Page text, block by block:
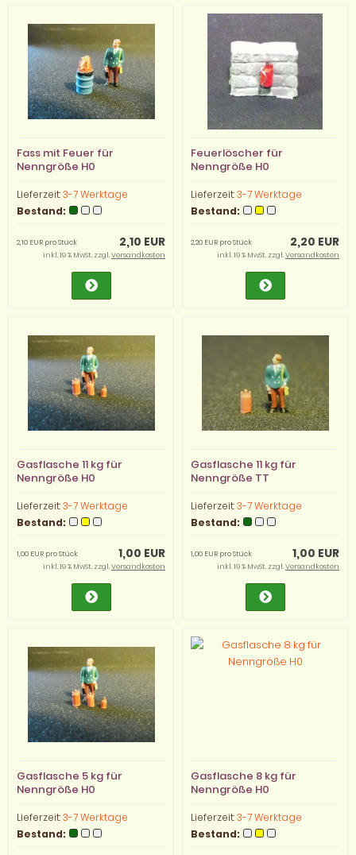
Fass mit Feuer für
Nenngröße H0
Lieferzeit:3-7 Werktage
Bestand:
2,10 EUR
2,10 EUR pro Stück
inkl. 19 % MwSt. zzgl.Versandkosten
Feuerlöscher für
Nenngröße H0
Lieferzeit:3-7 Werktage
Bestand:
2,20 EUR
2,20 EUR pro Stück
inkl. 19 % MwSt. zzgl.Versandkosten
Gasflasche 11 kg für
Nenngröße H0
Lieferzeit:3-7 Werktage
Bestand:
1,00 EUR
1,00 EUR pro Stück
inkl. 19 % MwSt. zzgl.Versandkosten
Gasflasche 11 kg für
Nenngröße TT
Lieferzeit:3-7 Werktage
Bestand:
1,00 EUR
1,00 EUR pro Stück
inkl. 19 % MwSt. zzgl.Versandkosten
Gasflasche 5 kg für
Nenngröße H0
Lieferzeit:3-7 Werktage
Bestand:
Gasflasche 8 kg für
Nenngröße H0
Lieferzeit:3-7 Werktage
Bestand: